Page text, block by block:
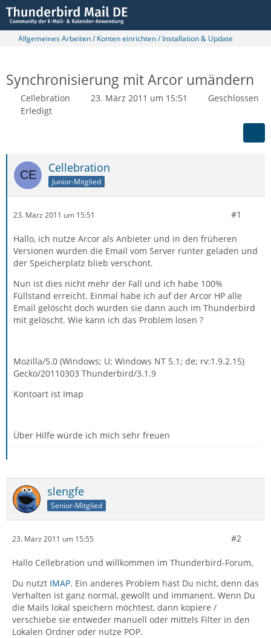
Allgemeines Arbeiten / Konten einrichten / Installation & Update
Synchronisierung mit Arcor umändern
Cellebration 23. März 2011 um 15:51
Geschlossen
Erledigt
Cellebration
Junior-Mitglied
23. März 2011 um 15:51 #1
Hallo, ich nutze Arcor als Anbieter und in den früheren
Versionen wurden die Email vom Server runter geladen und
der Speicherplatz blieb verschont.
Nun ist dies nicht mehr der Fall und ich habe 100%
Füllstand erreicht. Einmal habe ich auf der Arcor HP alle
Email gelöscht doch wurden sie dann auch im Thunderbird
mit gelöscht. Wie kann ich das Problem losen ?
Mozilla/5.0 (Windows; U; Windows NT 5.1; de; rv:1.9.2.15)
Gecko/20110303 Thunderbird/3.1.9
Kontoart ist Imap
Über Hilfe würde ich mich sehr freuen
slengfe
Senior-Mitglied
23. März 2011 um 15:55 #2
Hallo Cellebration und willkommen im Thunderbird-Forum,
Du nutzt IMAP. Ein anderes Problem hast Du nicht, denn das
Verhalten ist ganz normal, gewollt und immanent. Wenn Du
die Mails lokal speichern möchtest, dann kopiere /
verschiebe sie entweder manuell oder mittels Filter in den
Lokalen Ordner oder nutze POP.